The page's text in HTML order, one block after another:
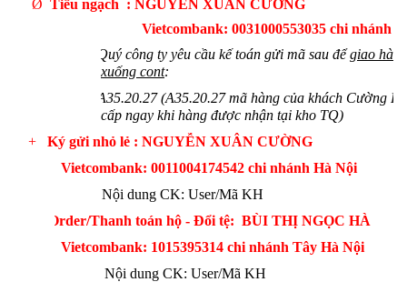
Tiểu ngạch : NGUYỄN XUÂN CƯỜNG
Vietcombank: 0031000553035 chi nhánh
Quý công ty yêu cầu kế toán gửi mã sau đểgiao
xuống cont:
A35.20.27 (A35.20.27 mã hàng của khách Cường
cấp ngay khi hàng được nhận tại kho TQ)
+
Ký gửi nhỏ lẻ : NGUYỄN XUÂN CƯỜNG
Vietcombank: 0011004174542 chi nhánh Hà Nội
Nội dung CK: User/Mã KH
Order/Thanh toán hộ - Đổi tệ: BÙI THỊ NGỌC HÀ
Vietcombank: 1015395314 chi nhánh Tây Hà Nội
Nội dung CK: User/Mã KH